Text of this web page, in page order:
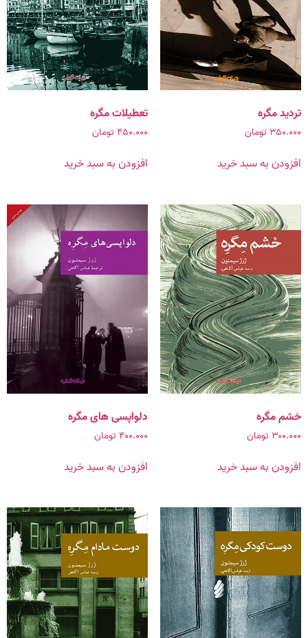
تردید مگره
۳۵۰.۰۰۰ تومان
افزودن به سبد خرید
تعطیلات مگره
۴۵۰.۰۰۰ تومان
افزودن به سبد خرید
خشم مگره
۳۰۰.۰۰۰ تومان
افزودن به سبد خرید
دلواپسی های مگره
۴۰۰.۰۰۰ تومان
افزودن به سبد خرید